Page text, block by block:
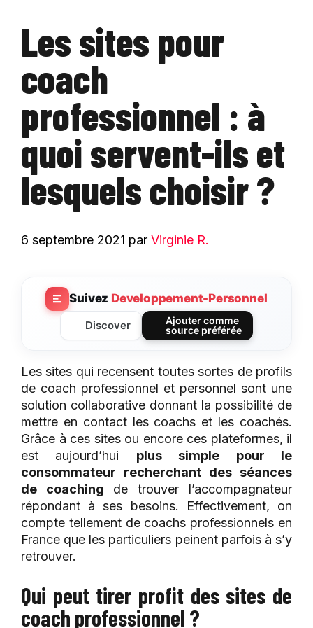
Les sites pour
coach
professionnel : à
quoi servent-ils et
lesquels choisir ?
6 septembre 2021 par Virginie R.
Suivez Developpement-Personnel
Discover
Ajouter comme
source préférée
Les sites qui recensent toutes sortes de profils
de coach professionnel et personnel sont une
solution collaborative donnant la possibilité de
mettre en contact les coachs et les coachés.
Grâce à ces sites ou encore ces plateformes, il
est aujourd’hui plus simple pour le
consommateur recherchant des séances
de coaching de trouver l’accompagnateur
répondant à ses besoins. Effectivement, on
compte tellement de coachs professionnels en
France que les particuliers peinent parfois à s’y
retrouver.
Qui peut tirer profit des sites de
coach professionnel ?